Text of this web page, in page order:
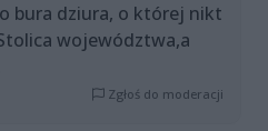
bura dziura, o której nikt
województwa,a
Zgłoś do moderacji